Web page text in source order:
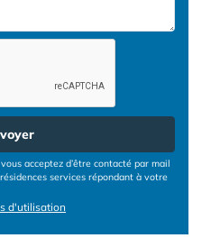
acceptez d’être contacté par mail
services répondant à votre
d'utilisation